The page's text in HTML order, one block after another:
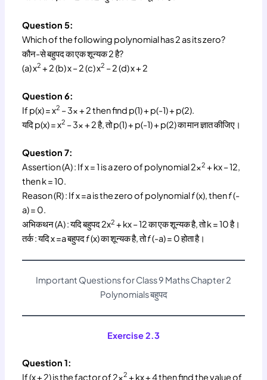
Question 5:
Which of the following polynomial has 2 as its zero?
कौन-से बहुपद का एक शून्यक 2 है?
(a) x2 + 2 (b) x – 2 (c) x2 – 2 (d) x + 2
Question 6:
If p(x) = x2 – 3x + 2 then find p(1) + p(-1) + p(2).
यदि p(x) = x2 – 3x + 2 है, तो p(1) + p(-1) + p(2) का मान ज्ञात कीजिए।
Question 7:
Assertion (A) : If x = 1 is a zero of polynomial 2x2 + kx – 12,
then k = 10.
Reason (R) : If x =a is the zero of polynomialf(x), thenf(-
a) = 0.
अभिकथन (A) : यदि बहुपद 2x2 + kx – 12 का एक शून्यक है, तो k = 10 है।
तर्क : यदि x =a बहुपदf(x) का शून्यक है, तोf(-a) = 0 होता है।
Important Questions for Class 9 Maths Chapter 2
Polynomials बहुपद
Exercise 2.3
Question 1:
If (x + 2) is the factor of 2x2 + kx + 4 then find the value of